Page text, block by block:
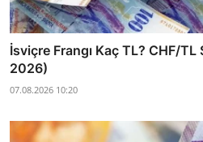
İsviçre Frangı Kaç TL? CHF/
2026)
07.08.2026 10:20